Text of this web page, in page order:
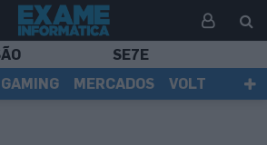
SE7E
GAMING MERCADOS
VOLT